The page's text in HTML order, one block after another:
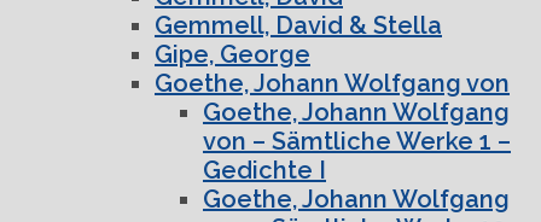
Gemmell, David & Stella
Gipe, George
Goethe, Johann Wolfgang von
Goethe, Johann Wolfgang
von – Sämtliche Werke 1 –
Gedichte I
Goethe, Johann Wolfgang